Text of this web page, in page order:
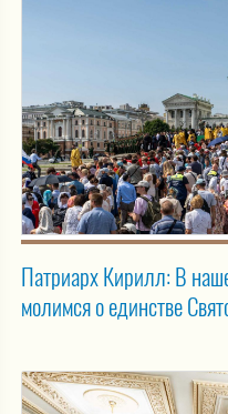
Патриарх Кирилл: В
молимся о единстве